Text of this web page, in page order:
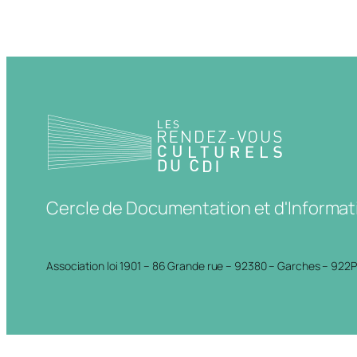
Cercle de Documentation et
Association loi 1901 – 86 Grande rue – 92380 – Garches –